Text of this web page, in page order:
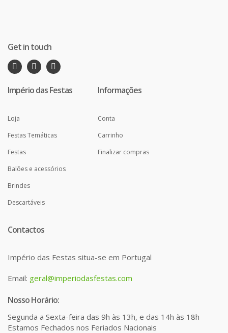
Get in touch
Império das Festas
Loja
Festas Temáticas
Festas
Balões e acessórios
Brindes
Descartáveis
Informações
Conta
Carrinho
Finalizar compras
Contactos
Império das Festas situa-se em Portugal
Email: geral@imperiodasfestas.com
Nosso Horário:
Segunda a Sexta-feira das 9h às 13h, e das 14h às 18h
Estamos Fechados nos Feriados Nacionais